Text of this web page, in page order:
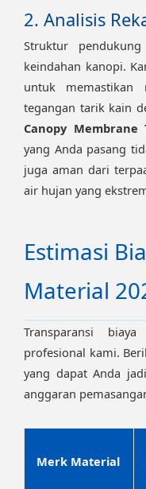
2. Analisis
Struktur
keindahan kanopi.
untuk memastikan
tegangan tarik kain
Canopy
yang Anda pasang
juga aman dari
air hujan yang
Estimasi
Material
Transparansi
profesional kami.
yang dapat Anda
anggaran
Merk Material